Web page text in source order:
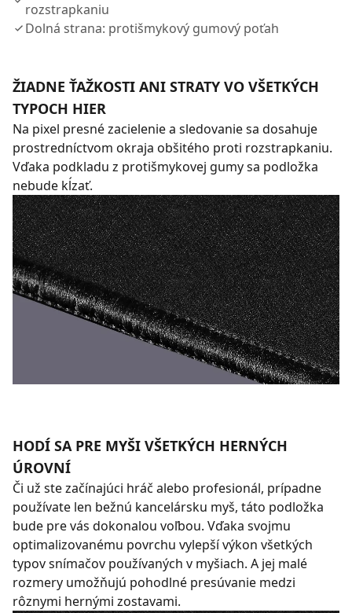
rozstrapkaniu
Dolná strana: protišmykový gumový poťah
ŽIADNE ŤAŽKOSTI ANI STRATY VO VŠETKÝCH
TYPOCH HIER
Na pixel presné zacielenie a sledovanie sa dosahuje
prostredníctvom okraja obšitého proti rozstrapkaniu.
Vďaka podkladu z protišmykovej gumy sa podložka
nebude kĺzať.
HODÍ SA PRE MYŠI VŠETKÝCH HERNÝCH
ÚROVNÍ
Či už ste začínajúci hráč alebo profesionál, prípadne
používate len bežnú kancelársku myš, táto podložka
bude pre vás dokonalou voľbou. Vďaka svojmu
optimalizovanému povrchu vylepší výkon všetkých
typov snímačov používaných v myšiach. A jej malé
rozmery umožňujú pohodlné presúvanie medzi
rôznymi hernými zostavami.